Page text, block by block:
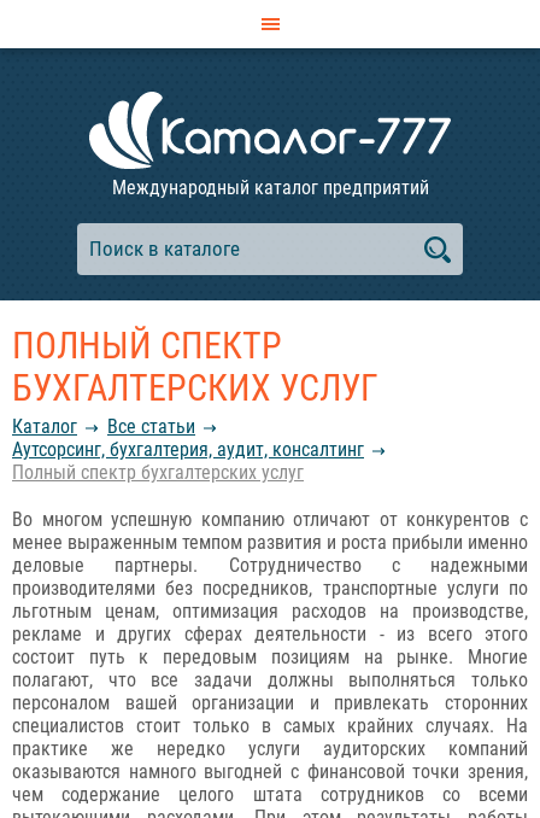
Международный каталог предприятий
ПОЛНЫЙ СПЕКТР
БУХГАЛТЕРСКИХ УСЛУГ
Каталог
Все статьи
Аутсорсинг, бухгалтерия, аудит, консалтинг
Полный спектр бухгалтерских услуг
Во многом успешную компанию отличают от конкурентов с
менее выраженным темпом развития и роста прибыли именно
деловые партнеры. Сотрудничество с надежными
производителями без посредников, транспортные услуги по
льготным ценам, оптимизация расходов на производстве,
рекламе и других сферах деятельности - из всего этого
состоит путь к передовым позициям на рынке. Многие
полагают, что все задачи должны выполняться только
персоналом вашей организации и привлекать сторонних
специалистов стоит только в самых крайних случаях. На
практике же нередко услуги аудиторских компаний
оказываются намного выгодней с финансовой точки зрения,
чем содержание целого штата сотрудников со всеми